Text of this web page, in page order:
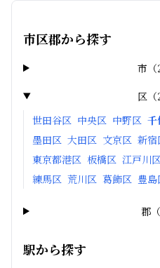
市区郡から探す
市 （
区 （
世田谷区 中央区 中野区 千
墨田区 大田区 文京区 新宿
東京都港区 板橋区 江戸川
練馬区 荒川区 葛飾区 豊島
郡 （
駅から探す